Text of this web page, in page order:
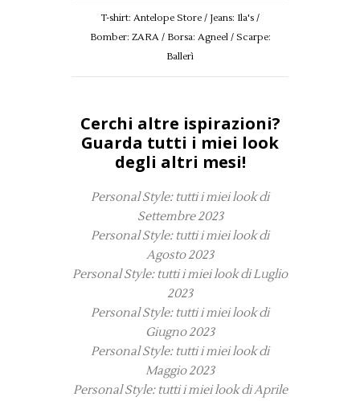
T-shirt: Antelope Store / Jeans: Ila's /
Bomber: ZARA / Borsa: Agneel / Scarpe:
Ballerì
Cerchi altre ispirazioni?
Guarda tutti i miei look
degli altri mesi!
Personal Style: tutti i miei look di
Settembre 2023
Personal Style: tutti i miei look di
Agosto 2023
Personal Style: tutti i miei look di Luglio
2023
Personal Style: tutti i miei look di
Giugno 2023
Personal Style: tutti i miei look di
Maggio 2023
Personal Style: tutti i miei look di Aprile